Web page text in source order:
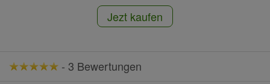
Jezt kaufen
- 3 Bewertungen